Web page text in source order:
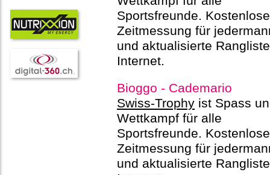
Sportsfreunde. Kostenlose
Zeitmessung für
und aktualisierte
Internet.
Bioggo - Cademario
Swiss-Trophy ist Spass
Wettkampf für alle
Sportsfreunde. Kostenlose
Zeitmessung für
und aktualisierte